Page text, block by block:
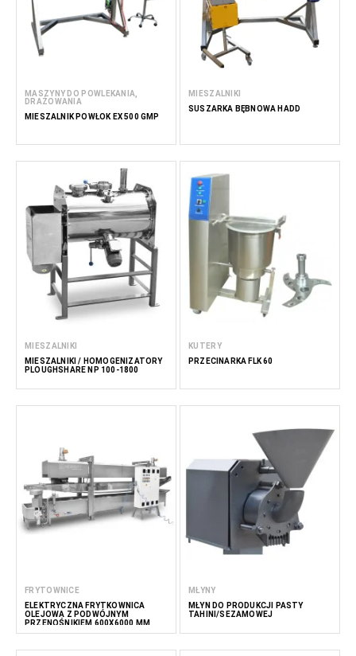
MASZYNY DO POWLEKANIA,
DRAŻOWANIA
MIESZALNIK POWŁOK EX 500 GMP
MIESZALNIKI
SUSZARKA BĘBNOWA HADD
MIESZALNIKI
MIESZALNIKI / HOMOGENIZATORY
PLOUGHSHARE NP 100-1800
KUTERY
PRZECINARKA FLK 60
FRYTOWNICE
ELEKTRYCZNA FRYTKOWNICA
OLEJOWA Z PODWÓJNYM
PRZENOŚNIKIEM 600X6000 MM
MŁYNY
MŁYN DO PRODUKCJI PASTY
TAHINI/SEZAMOWEJ